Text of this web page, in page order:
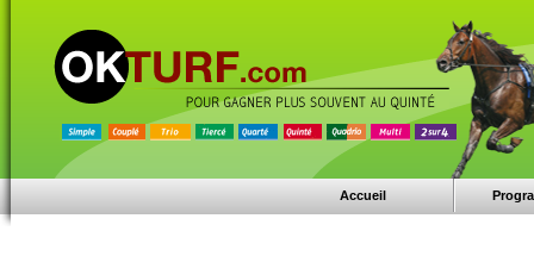
Accueil